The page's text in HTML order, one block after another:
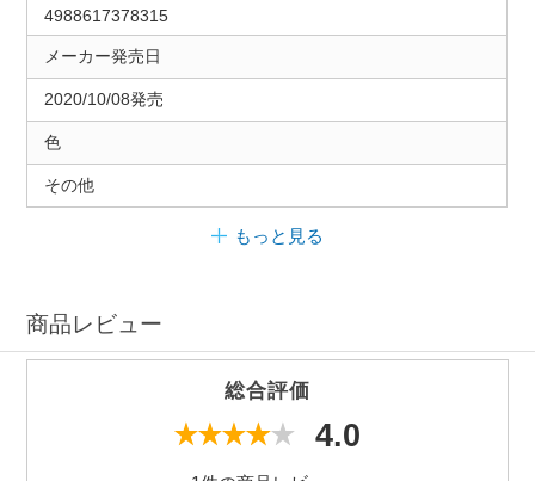
4988617378315
メーカー発売日
2020/10/08発売
色
その他
もっと見る
商品レビュー
総合評価
4.0